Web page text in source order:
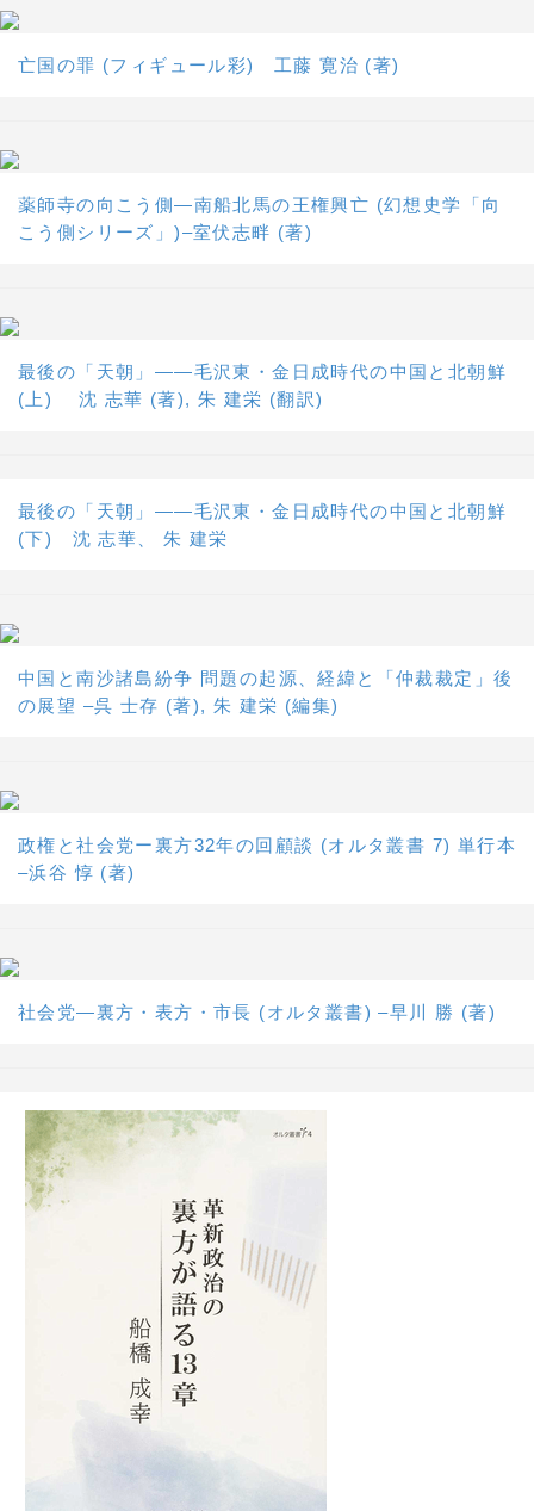
亡国の罪 (フィギュール彩) 工藤 寛治 (著)
薬師寺の向こう側―南船北馬の王権興亡 (幻想史学「向
こう側シリーズ」)–室伏志畔 (著)
最後の「天朝」――毛沢東・金日成時代の中国と北朝鮮
(上) 沈 志華 (著), 朱 建栄 (翻訳)
最後の「天朝」――毛沢東・金日成時代の中国と北朝鮮
(下) 沈 志華、 朱 建栄
中国と南沙諸島紛争 問題の起源、経緯と「仲裁裁定」後
の展望 –呉 士存 (著), 朱 建栄 (編集)
政権と社会党ー裏方32年の回顧談 (オルタ叢書 7) 単行本
–浜谷 惇 (著)
社会党―裏方・表方・市長 (オルタ叢書) –早川 勝 (著)